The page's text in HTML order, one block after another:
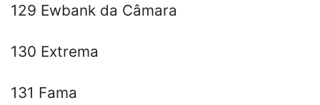
129 Ewbank da Câmara
130 Extrema
131 Fama